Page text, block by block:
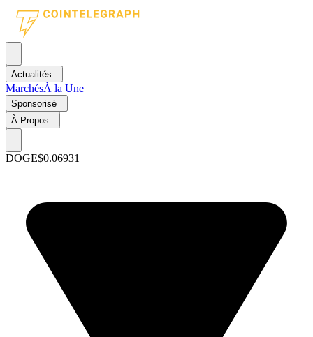
Actualités
MarchésÀ la Une
Sponsorisé
À Propos
DOGE$0.06931